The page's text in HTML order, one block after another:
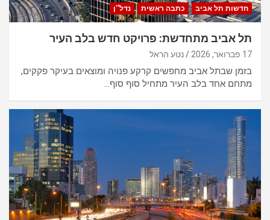
חדשות תל אביב כתבה ראשית נדל''ן
תל אביב מתחדשת: פרויקט חדש בלב העיר
17 פברואר, 2026 נטע הראל
בזמן שבתל אביב מחפשים קרקע פנויה ומוצאים בעיקר פקקים,
מתחם אחד בלב העיר מתחיל סוף סוף…